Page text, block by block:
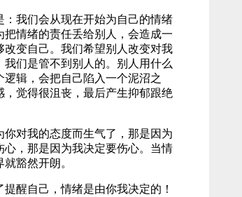
我们会从现在开始为自己的情绪
情绪的责任丢给别人，会造成一
变自己。我们希望别人改变对我
们是管不到别人的。别人用什么
辑，会把自己陷入一个泥沼之
觉得很沮丧，最后产生抑郁跟绝
对我的态度而生气了，那是因为
，那是因为我决定要伤心。当情
豁然开朗。
醒自己，情绪是由你我决定的！